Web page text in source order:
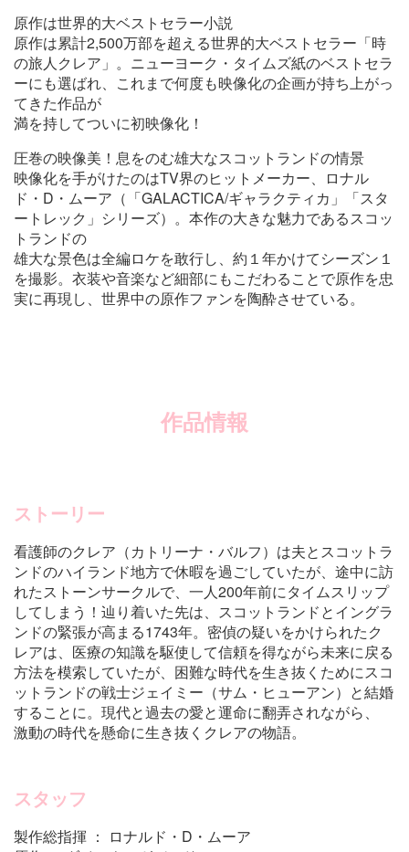
原作は世界的大ベストセラー小説
原作は累計2,500万部を超える世界的大ベストセラー「時
の旅人クレア」。ニューヨーク・タイムズ紙のベストセラ
ーにも選ばれ、これまで何度も映像化の企画が持ち上がっ
てきた作品が
満を持してついに初映像化！
圧巻の映像美！息をのむ雄大なスコットランドの情景
映像化を手がけたのはTV界のヒットメーカー、ロナル
ド・D・ムーア（「GALACTICA/ギャラクティカ」「スタ
ートレック」シリーズ）。本作の大きな魅力であるスコッ
トランドの
雄大な景色は全編ロケを敢行し、約１年かけてシーズン１
を撮影。衣装や音楽など細部にもこだわることで原作を忠
実に再現し、世界中の原作ファンを陶酔させている。
作品情報
ストーリー
看護師のクレア（カトリーナ・バルフ）は夫とスコットラ
ンドのハイランド地方で休暇を過ごしていたが、途中に訪
れたストーンサークルで、一人200年前にタイムスリップ
してしまう！辿り着いた先は、スコットランドとイングラ
ンドの緊張が高まる1743年。密偵の疑いをかけられたク
レアは、医療の知識を駆使して信頼を得ながら未来に戻る
方法を模索していたが、困難な時代を生き抜くためにスコ
ットランドの戦士ジェイミー（サム・ヒューアン）と結婚
することに。現代と過去の愛と運命に翻弄されながら、
激動の時代を懸命に生き抜くクレアの物語。
スタッフ
製作総指揮 ： ロナルド・D・ムーア